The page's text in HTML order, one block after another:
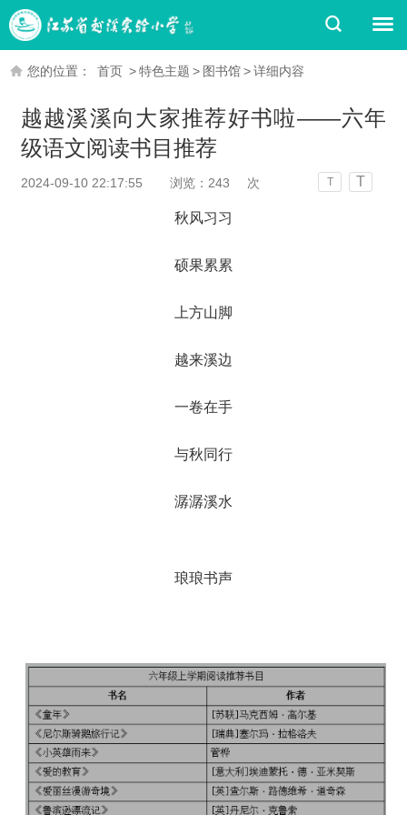
您的位置： 首页 >特色主题 > 图书馆>详细内容
越越溪溪向大家推荐好书啦——六年
级语文阅读书目推荐
2024-09-10 22:17:55 浏览： 243 次 T T
秋风习习
硕果累累
上方山脚
越来溪边
一卷在手
与秋同行
潺潺溪水
琅琅书声